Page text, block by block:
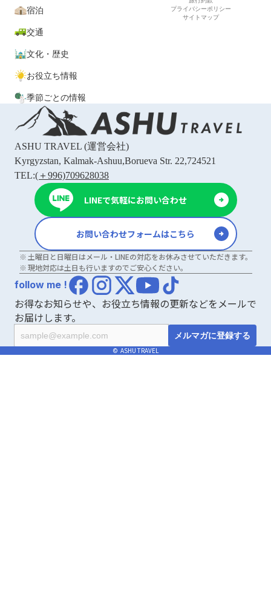
宿泊
交通
文化・歴史
お役立ち情報
季節ごとの情報
プライバシーポリシー
サイトマップ
ASHU TRAVEL(運営会社)
Kyrgyzstan, Kalmak-Ashuu,Borueva Str. 22,724521
TEL:(＋996)709628038
follow me !
お得なお知らせや、お役立ち情報の更新などをメールで
お届けします。
LINEで気軽にお問い合わせ
お問い合わせフォームはこちら
土曜日と日曜日はメール・LINEの対応をお休みさせていただきます。
現地対応は土日も行いますのでご安心ください。
© ASHU TRAVEL